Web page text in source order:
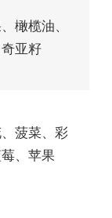
橄榄油、
亚籽
菠菜、彩
、苹果